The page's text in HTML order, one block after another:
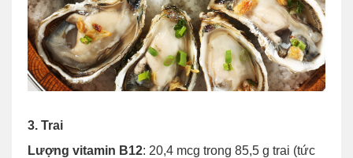
3. Trai
Lượng vitamin B12: 20,4 mcg trong 85,5 g trai (tức